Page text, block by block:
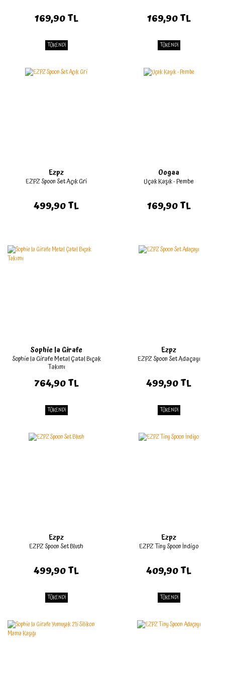
169,90 TL
TÜKENDİ
169,90 TL
TÜKENDİ
Ezpz
EZPZ Spoon Set Açık Gri
499,90 TL
Oogaa
Uçak Kaşık - Pembe
169,90 TL
Sophie la Girafe
Sophie la Girafe Metal Çatal Bıçak
Takımı
764,90 TL
TÜKENDİ
Ezpz
EZPZ Spoon Set Adaçayı
499,90 TL
TÜKENDİ
Ezpz
EZPZ Spoon Set Blush
499,90 TL
TÜKENDİ
Ezpz
EZPZ Tiny Spoon İndigo
409,90 TL
TÜKENDİ